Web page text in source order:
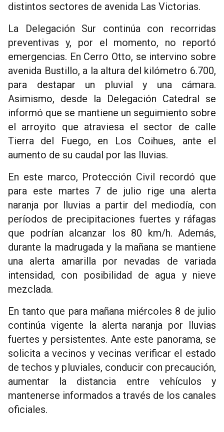
distintos sectores de avenida Las Victorias.
La Delegación Sur continúa con recorridas
preventivas y, por el momento, no reportó
emergencias. En Cerro Otto, se intervino sobre
avenida Bustillo, a la altura del kilómetro 6.700,
para destapar un pluvial y una cámara.
Asimismo, desde la Delegación Catedral se
informó que se mantiene un seguimiento sobre
el arroyito que atraviesa el sector de calle
Tierra del Fuego, en Los Coihues, ante el
aumento de su caudal por las lluvias.
En este marco, Protección Civil recordó que
para este martes 7 de julio rige una alerta
naranja por lluvias a partir del mediodía, con
períodos de precipitaciones fuertes y ráfagas
que podrían alcanzar los 80 km/h. Además,
durante la madrugada y la mañana se mantiene
una alerta amarilla por nevadas de variada
intensidad, con posibilidad de agua y nieve
mezclada.
En tanto que para mañana miércoles 8 de julio
continúa vigente la alerta naranja por lluvias
fuertes y persistentes. Ante este panorama, se
solicita a vecinos y vecinas verificar el estado
de techos y pluviales, conducir con precaución,
aumentar la distancia entre vehículos y
mantenerse informados a través de los canales
oficiales.